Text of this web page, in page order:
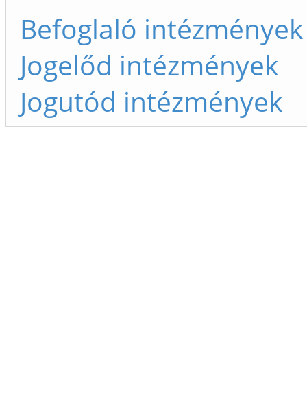
Befoglaló intézmények
Jogelőd intézmények
Jogutód intézmények